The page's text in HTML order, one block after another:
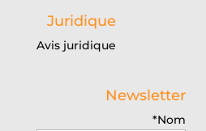
Juridique
Avis juridique
Newsletter
Nom*